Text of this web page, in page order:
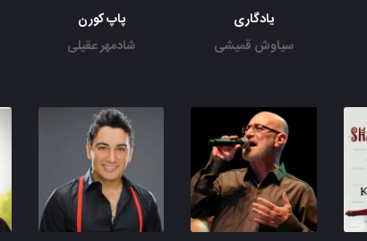
یادگاری
سیاوش قمیشی
پاپ کورن
شادمهر عقیلی